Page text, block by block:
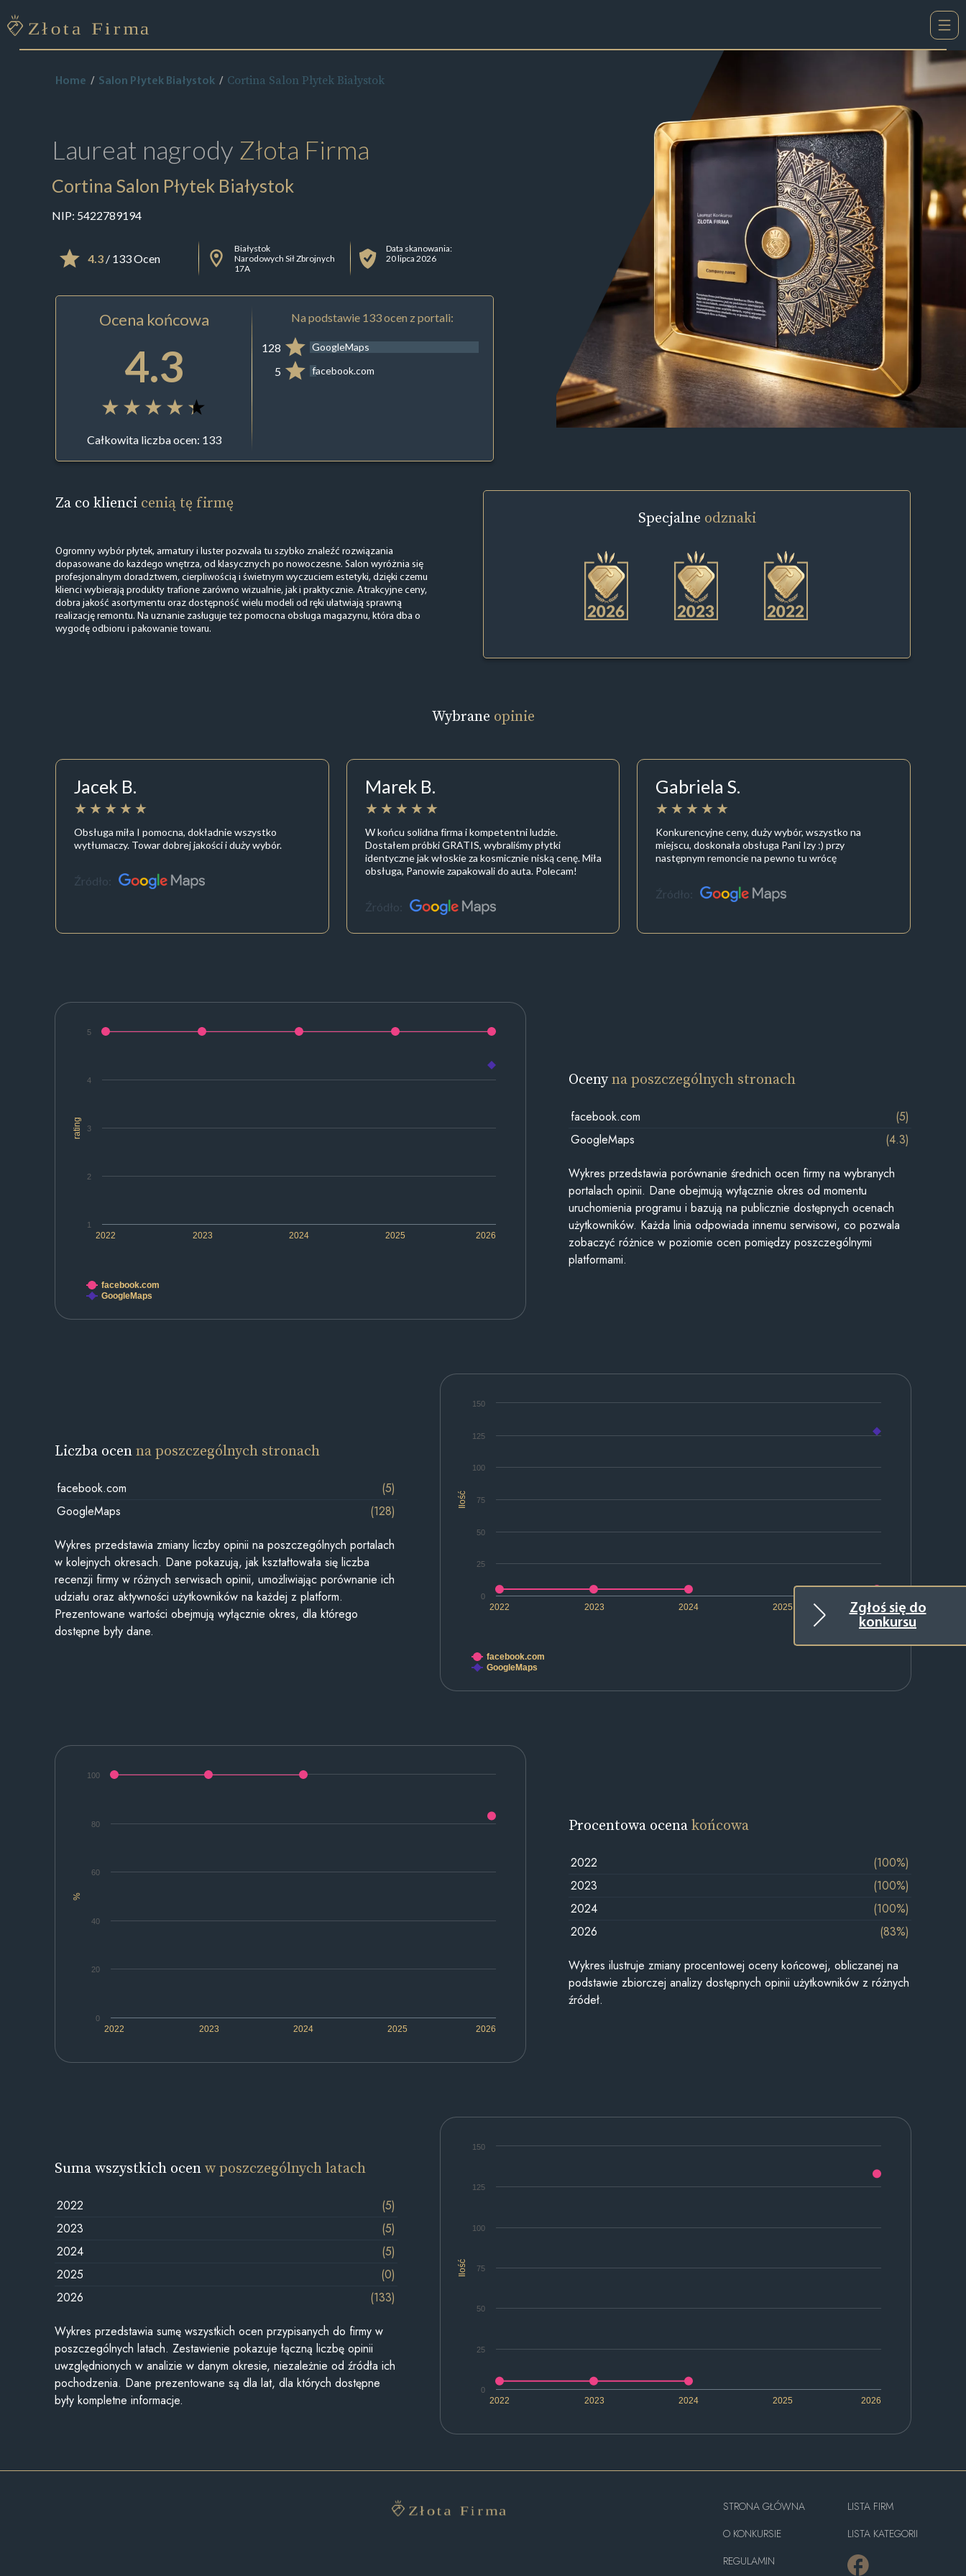
Zgłoś się do
konkursu
Home Salon Płytek Białystok Cortina Salon Płytek Białystok
Laureat nagrody Złota Firma
Cortina Salon Płytek Białystok
NIP: 5422789194
4.3/ 133 Ocen
Białystok
Narodowych Sił Zbrojnych
17A
Data skanowania:
20 lipca 2026
Ocena końcowa
4.3
Całkowita liczba ocen: 133
Na podstawie 133 ocen z portali:
128 GoogleMaps
5 facebook.com
Za co klienci cenią tę firmę
Ogromny wybór płytek, armatury i luster pozwala tu szybko znaleźć rozwiązania
dopasowane do każdego wnętrza, od klasycznych po nowoczesne. Salon wyróżnia się
profesjonalnym doradztwem, cierpliwością i świetnym wyczuciem estetyki, dzięki czemu
klienci wybierają produkty trafione zarówno wizualnie, jak i praktycznie. Atrakcyjne ceny,
dobra jakość asortymentu oraz dostępność wielu modeli od ręki ułatwiają sprawną
realizację remontu. Na uznanie zasługuje też pomocna obsługa magazynu, która dba o
wygodę odbioru i pakowanie towaru.
Specjalne odznaki
Wybrane opinie
Jacek B.
Obsługa miła I pomocna, dokładnie wszystko
wytłumaczy. Towar dobrej jakości i duży wybór.
Źródło:
Marek B.
W końcu solidna firma i kompetentni ludzie.
Dostałem próbki GRATIS, wybraliśmy płytki
identyczne jak włoskie za kosmicznie niską cenę. Miła
obsługa, Panowie zapakowali do auta. Polecam!
Źródło:
Gabriela S.
Konkurencyjne ceny, duży wybór, wszystko na
miejscu, doskonała obsługa Pani Izy :) przy
następnym remoncie na pewno tu wrócę
Źródło:
rating
2022 2023 2024 2025 2026
1
2
3
4
5
facebook.com
GoogleMaps
Ocenyna poszczególnych stronach
facebook.com
(5)
GoogleMaps
(4.3)
Wykres przedstawia porównanie średnich ocen firmy na wybranych
portalach opinii. Dane obejmują wyłącznie okres od momentu
uruchomienia programu i bazują na publicznie dostępnych ocenach
użytkowników. Każda linia odpowiada innemu serwisowi, co pozwala
zobaczyć różnice w poziomie ocen pomiędzy poszczególnymi
platformami.
Ilość
2022 2023 2024 2025 2026
0
25
50
75
100
125
150
facebook.com
GoogleMaps
Liczba ocenna poszczególnych stronach
facebook.com
(5)
GoogleMaps
(128)
Wykres przedstawia zmiany liczby opinii na poszczególnych portalach
w kolejnych okresach. Dane pokazują, jak kształtowała się liczba
recenzji firmy w różnych serwisach opinii, umożliwiając porównanie ich
udziału oraz aktywności użytkowników na każdej z platform.
Prezentowane wartości obejmują wyłącznie okres, dla którego
dostępne były dane.
%
2022 2023 2024 2025 2026
0
20
40
60
80
100
Procentowa ocenakońcowa
2022
(100%)
2023
(100%)
2024
(100%)
2026
(83%)
Wykres ilustruje zmiany procentowej oceny końcowej, obliczanej na
podstawie zbiorczej analizy dostępnych opinii użytkowników z różnych
źródeł.
Ilość
2022 2023 2024 2025 2026
0
25
50
75
100
125
150
Suma wszystkich ocenw poszczególnych latach
2022
(5)
2023
(5)
2024
(5)
2025
(0)
2026
(133)
Wykres przedstawia sumę wszystkich ocen przypisanych do firmy w
poszczególnych latach. Zestawienie pokazuje łączną liczbę opinii
uwzględnionych w analizie w danym okresie, niezależnie od źródła ich
pochodzenia. Dane prezentowane są dla lat, dla których dostępne
były kompletne informacje.
STRONA GŁÓWNA
O KONKURSIE
REGULAMIN
LISTA FIRM
LISTA KATEGORII